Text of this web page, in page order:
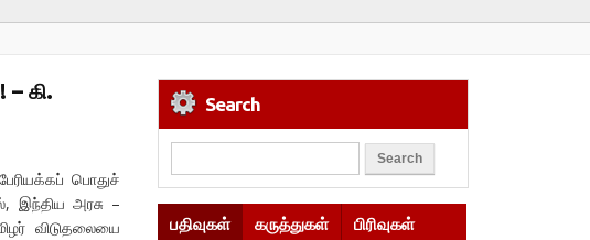
– கி.
பொதுச்
இந்திய அரசு –
விடுதலையை
Search
பதிவுகள் கருத்துகள் பிரிவுகள்